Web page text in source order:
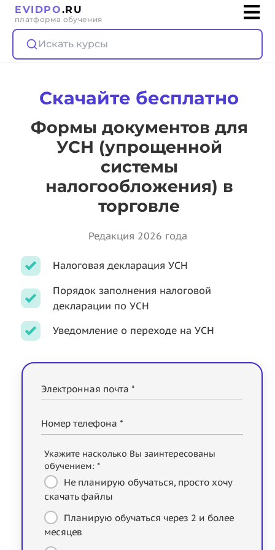
EVIDPO.RU
платформа обучения
Искать курсы
Скачайте бесплатно
Формы документов для
УСН (упрощенной
системы
налогообложения) в
торговле
Редакция 2026 года
Налоговая декларация УСН
Порядок заполнения налоговой
декларации по УСН
Уведомление о переходе на УСН
Электронная почта *
Номер телефона *
Укажите насколько Вы заинтересованы
обучением: *
Не планирую обучаться, просто хочу
скачать файлы
Планирую обучаться через 2 и более
месяцев